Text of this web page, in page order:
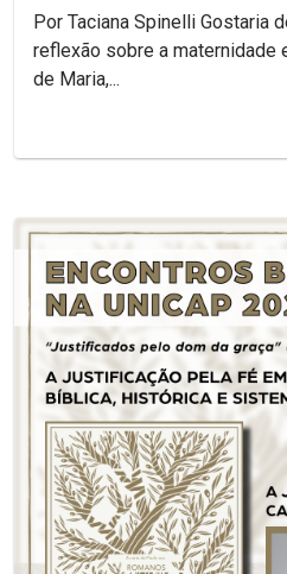
Por Taciana Spinelli Gostaria de propor uma breve
reflexão sobre a maternidade
de Maria,...